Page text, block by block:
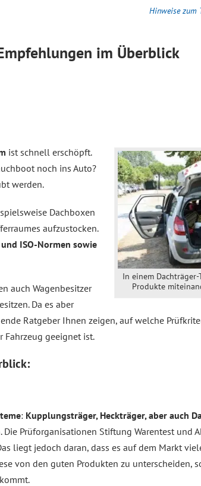
Hinweise zum
im Überblick
In einem
Produkte
ist schnell erschöpft.
noch ins Auto?
werden.
Dachboxen
aufzustocken.
ISO-Normen sowie
auch Wagenbesitzer
Da es aber
Ratgeber Ihnen zeigen, auf welche
Fahrzeug geeignet ist.
: Kupplungsträger, Heckträger, aber auch
Prüforganisationen Stiftung Warentest und
liegt jedoch daran, dass es auf dem Markt
von den guten Produkten zu unterscheiden,